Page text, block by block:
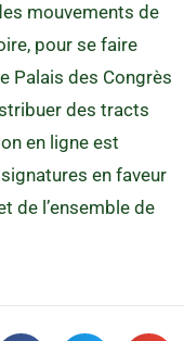
mouvements de
pour se faire
Palais des Congrès
des tracts
en ligne est
en faveur
de l’ensemble de